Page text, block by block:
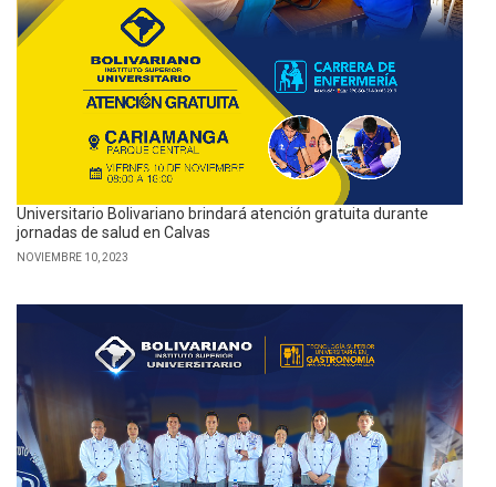
Universitario Bolivariano brindará atención gratuita durante
jornadas de salud en Calvas
NOVIEMBRE 10, 2023